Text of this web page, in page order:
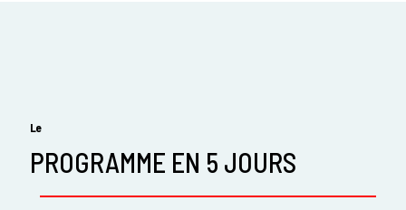
Le
PROGRAMME EN 5 JOURS